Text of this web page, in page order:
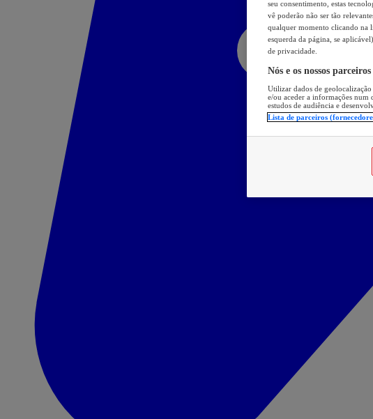
seu consentimento, estas
vê poderão não ser tão
qualquer momento clicando na
esquerda da página, se
de privacidade.
Nós e os nossos
Utilizar dados de
e/ou aceder a informações num
estudos de audiência e
Lista de parceiros